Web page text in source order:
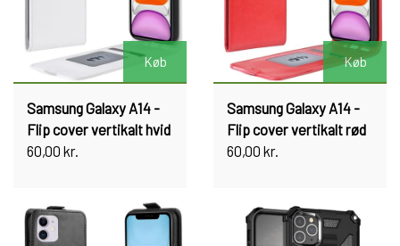
Køb
Samsung Galaxy A14 -
Flip cover vertikalt hvid
60,00 kr.
Køb
Samsung Galaxy A14 -
Flip cover vertikalt rød
60,00 kr.